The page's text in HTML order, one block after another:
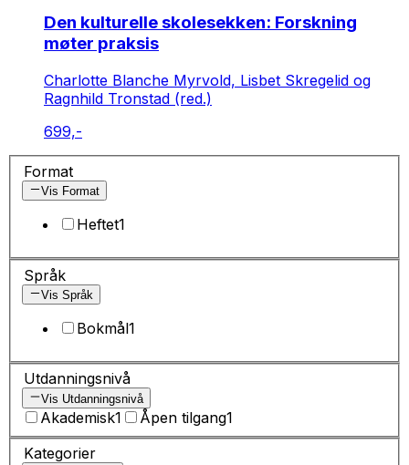
Den kulturelle skolesekken: Forskning
møter praksis
Charlotte Blanche Myrvold, Lisbet Skregelid og
Ragnhild Tronstad (red.)
699,-
Format
Vis Format
Heftet1
Språk
Vis Språk
Bokmål1
Utdanningsnivå
Vis Utdanningsnivå
Akademisk1 Åpen tilgang1
Kategorier